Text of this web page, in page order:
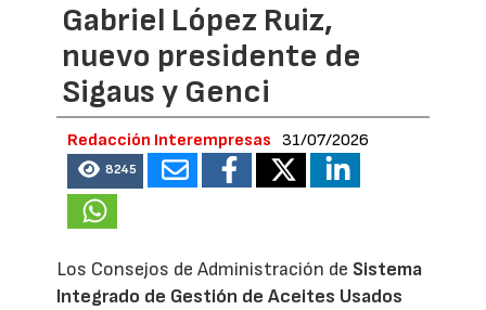
Gabriel López Ruiz,
nuevo presidente de
Sigaus y Genci
Redacción Interempresas 31/07/2026
8245
Los Consejos de Administración de Sistema
Integrado de Gestión de Aceites Usados